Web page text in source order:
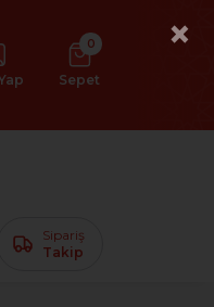
0
Sepet
Sipariş
Takip
×